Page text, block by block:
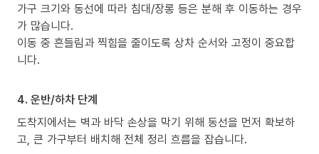
가구 크기와 동선에 따라 침대/장롱 등은 분해 후 이동하는 경우
가 많습니다.
이동 중 흔들림과 찍힘을 줄이도록 상차 순서와 고정이 중요합
니다.
4. 운반/하차 단계
도착지에서는 벽과 바닥 손상을 막기 위해 동선을 먼저 확보하
고, 큰 가구부터 배치해 전체 정리 흐름을 잡습니다.